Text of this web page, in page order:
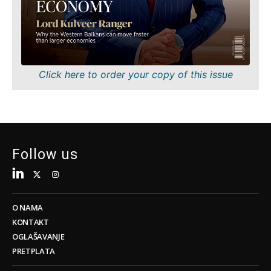
Znanost
Rudarstvo
Maloprodaja
Tehnologija
Tehnologija
Telekom
Turizam
Trgovina
Mišljenje
Svijet
Analiza
Discover
Click here to order your copy of this issue
Follow us
O NAMA
KONTAKT
OGLAŠAVANJE
PRETPLATA